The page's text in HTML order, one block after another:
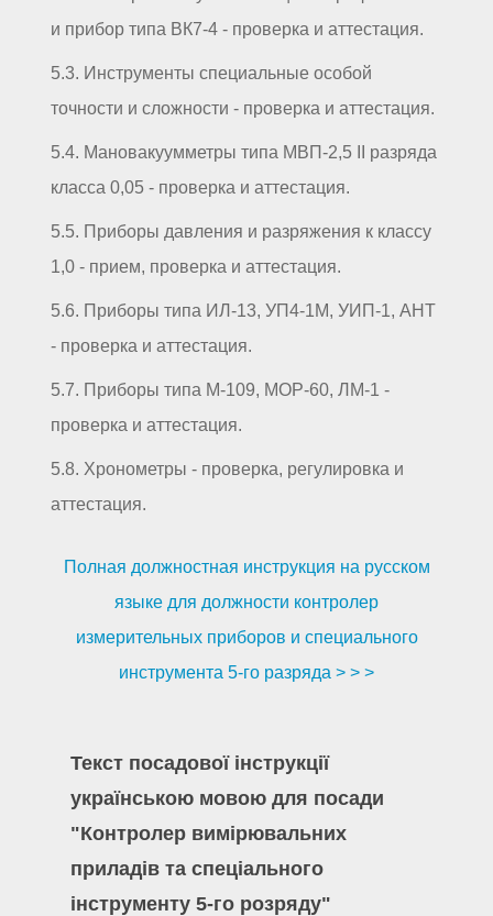
и прибор типа ВК7-4 - проверка и аттестация.
5.3. Инструменты специальные особой
точности и сложности - проверка и аттестация.
5.4. Мановакуумметры типа МВП-2,5 II разряда
класса 0,05 - проверка и аттестация.
5.5. Приборы давления и разряжения к классу
1,0 - прием, проверка и аттестация.
5.6. Приборы типа ИЛ-13, УП4-1М, УИП-1, АНТ
- проверка и аттестация.
5.7. Приборы типа М-109, МОР-60, ЛМ-1 -
проверка и аттестация.
5.8. Хронометры - проверка, регулировка и
аттестация.
Полная должностная инструкция на русском
языке для должности контролер
измерительных приборов и специального
инструмента 5-го разряда > > >
Текст посадової інструкції
українською мовою для посади
"Контролер вимірювальних
приладів та спеціального
інструменту 5-го розряду"